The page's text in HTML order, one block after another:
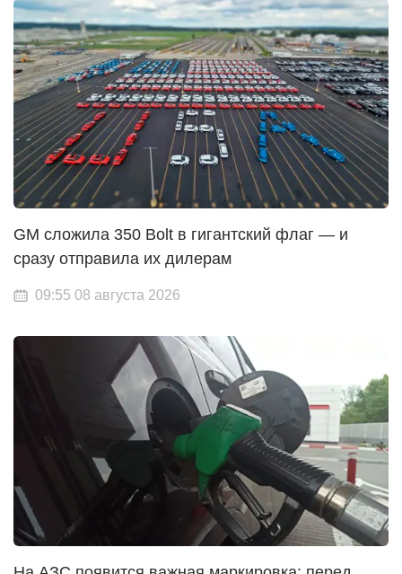
GM сложила 350 Bolt в гигантский флаг — и
сразу отправила их дилерам
09:55 08 августа 2026